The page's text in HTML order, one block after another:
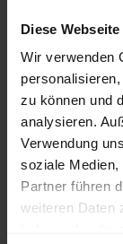
Diese
Wir verwenden
zu können und
analysieren.
Verwendung
soziale Medien,
Partner führen
weiteren Daten
September
250 €
Die aktuelle
können Sie